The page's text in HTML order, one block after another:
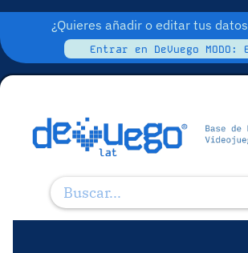
¿Quieres añadir o editar tus
Entrar en DeVuego MODO: